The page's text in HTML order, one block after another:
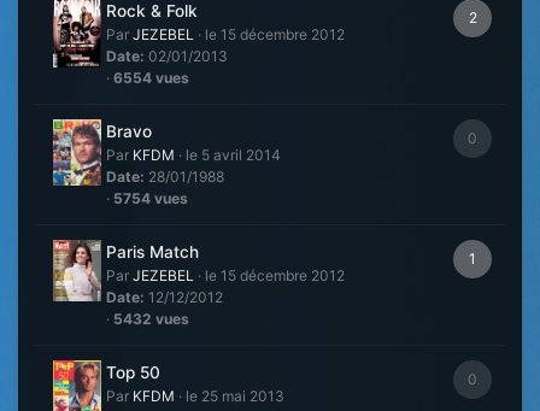
2
Rock & Folk
Par JEZEBEL · le 15 décembre 2012
Date: 02/01/2013
· 6554 vues
0
Bravo
Par KFDM · le 5 avril 2014
Date: 28/01/1988
· 5754 vues
1
Paris Match
Par JEZEBEL · le 15 décembre 2012
Date: 12/12/2012
· 5432 vues
0
Top 50
Par KFDM · le 25 mai 2013